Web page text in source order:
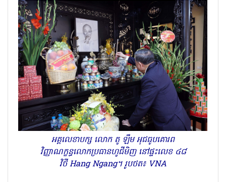
អគ្គលេខាបក្ស លោក តូ ឡឹម អុជធូបគោរព
វិញ្ញាណក្ខន្ធលោកប្រធានហូជីមិញ នៅផ្ទះលេខ ៤៨
វិថី Hang Ngang។ រូបថត៖ VNA